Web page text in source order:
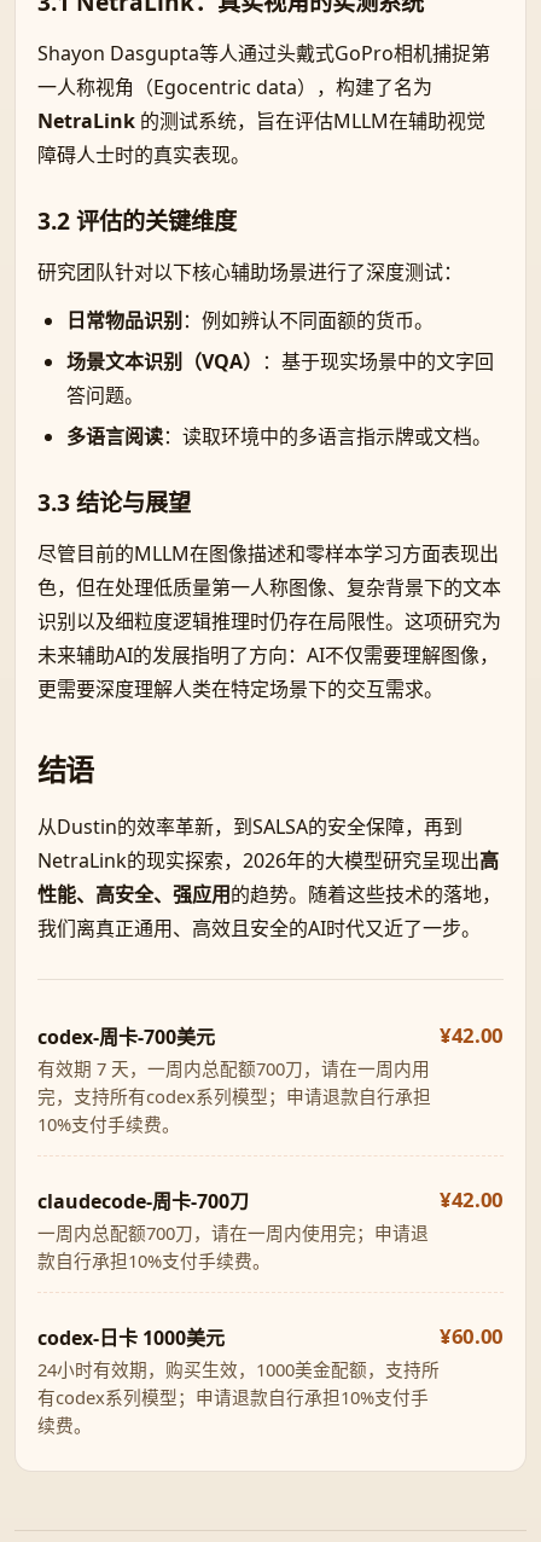
Shayon Dasgupta等人通过头戴式GoPro相机捕捉第
一人称视角（Egocentric data），构建了名为
NetraLink 的测试系统，旨在评估MLLM在辅助视觉
障碍人士时的真实表现。
3.2 评估的关键维度
研究团队针对以下核心辅助场景进行了深度测试：
日常物品识别 ：例如辨认不同面额的货币。
场景文本识别（VQA） ：基于现实场景中的文字回
答问题。
多语言阅读：读取环境中的多语言指示牌或文档。
3.3 结论与展望
尽管目前的MLLM在图像描述和零样本学习方面表现出
色，但在处理低质量第一人称图像、复杂背景下的文本
识别以及细粒度逻辑推理时仍存在局限性。这项研究为
未来辅助AI的发展指明了方向：AI不仅需要理解图像，
更需要深度理解人类在特定场景下的交互需求。
结语
从Dustin的效率革新，到SALSA的安全保障，再到
NetraLink的现实探索，2026年的大模型研究呈现出高
性能、高安全、强应用的趋势。随着这些技术的落地，
我们离真正通用、高效且安全的AI时代又近了一步。
codex-周卡-700美元
有效期 7 天，一周内总配额700刀，请在一周内用
完，支持所有codex系列模型；申请退款自行承担
10%支付手续费。
¥42.00
claudecode-周卡-700刀
一周内总配额700刀，请在一周内使用完；申请退
款自行承担10%支付手续费。
¥42.00
codex-日卡 1000美元
24小时有效期，购买生效，1000美金配额，支持所
有codex系列模型；申请退款自行承担10%支付手
续费。
¥60.00